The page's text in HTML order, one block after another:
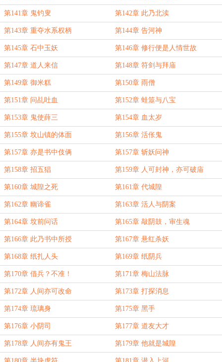
第141章 鬼钓叟 第142章 此乃北渎
第143章 重夺水系权柄 第144章 告河神
第145章 石中玉妖 第146章 修行便是人情世故
第147章 道人来信 第148章 符剑与拜庙
第149章 御米糕 第150章 雨僧
第151章 问乩吐血 第152章 蛙筮与八宝
第153章 鬼使薛三 第154章 血太岁
第155章 坟山镇的体面 第156章 活伥鬼
第157章 亦是书中伎俩 第157章 斩妖问神
第158章 招五猖 第159章 人可封神，亦可破庙
第160章 城隍之死 第161章 代城隍
第162章 幽谛雀 第163章 活人与阴案
第164章 坟前问话 第165章 敲阴鼓，审生魂
第166章 此乃书中所授 第167章 悬红杀妖
第168章 纸扎人头 第169章 纸阴兵
第170章 借兵？不准！ 第171章 梅山法脉
第172章 人间亦可改命 第173章 打探消息
第174章 琉璃身 第175章 黑手
第176章 小阴司 第177章 道友大才
第178章 人间亦有鬼王 第179章 他就是城隍